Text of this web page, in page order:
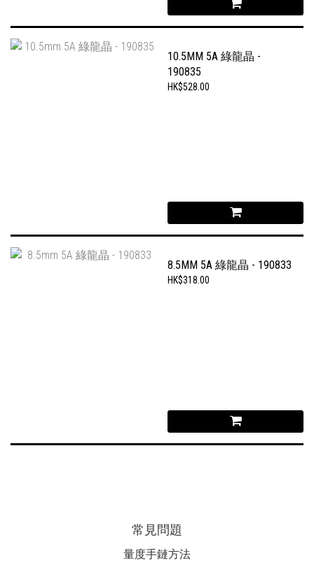
10.5MM 5A 綠龍晶 -
190835
HK$528.00
8.5MM 5A 綠龍晶 - 190833
HK$318.00
常見問題
量度手鏈方法